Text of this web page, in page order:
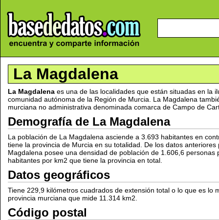
La Magdalena
La Magdalena es una de las localidades que están situadas en la
comunidad autónoma de la Región de Murcia. La Magdalena
murciana no administrativa denominada comarca de Campo de
Demografía de La Magdalena
La población de La Magdalena asciende a 3.693 habitantes en
tiene la provincia de Murcia en su totalidad. De los datos
Magdalena posee una densidad de población de 1.606,6 personas
habitantes por km2 que tiene la provincia en total.
Datos geográficos
Tiene 229,9 kilómetros cuadrados de extensión total o lo que es lo
provincia murciana que mide 11.314 km2.
Código postal